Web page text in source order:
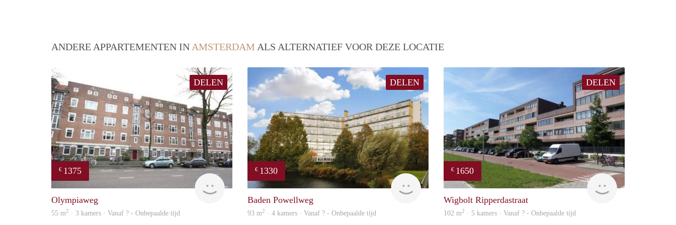
ANDERE APPARTEMENTEN IN AMSTERDAM ALS ALTERNATIEF VOOR DEZE LOCATIE
DELEN
€ 1375
Olympiaweg
55 m2 · 3 kamers · Vanaf ? - Onbepaalde tijd
DELEN
€ 1330
finder
Baden Powellweg
93 m2 · 4 kamers · Vanaf ? - Onbepaalde tijd
DELEN
€ 1650
Wigbolt Ripperdastraat
102 m2 · 5 kamers · Vanaf ? - Onbepaalde tijd